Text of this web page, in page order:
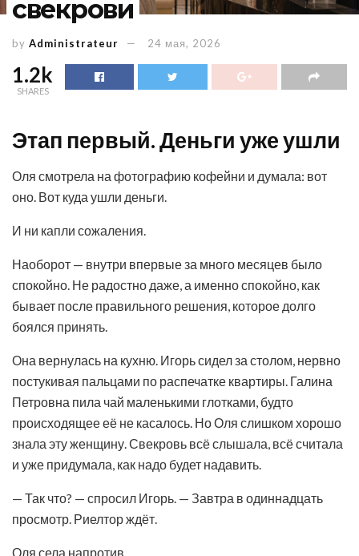
свекрови
by Administrateur 24 мая, 2026
1.2k
SHARES
Этап первый. Деньги уже ушли
Оля смотрела на фотографию кофейни и думала: вот
оно. Вот куда ушли деньги.
И ни капли сожаления.
Наоборот — внутри впервые за много месяцев было
спокойно. Не радостно даже, а именно спокойно, как
бывает после правильного решения, которое долго
боялся принять.
Она вернулась на кухню. Игорь сидел за столом, нервно
постукивая пальцами по распечатке квартиры. Галина
Петровна пила чай маленькими глотками, будто
происходящее её не касалось. Но Оля слишком хорошо
знала эту женщину. Свекровь всё слышала, всё считала
и уже придумала, как надо будет надавить.
— Так что? — спросил Игорь. — Завтра в одиннадцать
просмотр. Риелтор ждёт.
Оля села напротив.